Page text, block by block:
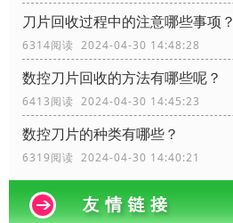
刀片回收过程中的注意哪些事项？
6314阅读 2024-04-30 14:48:28
数控刀片回收的方法有哪些呢？
6413阅读 2024-04-30 14:45:23
数控刀片的种类有哪些？
6319阅读 2024-04-30 14:40:21